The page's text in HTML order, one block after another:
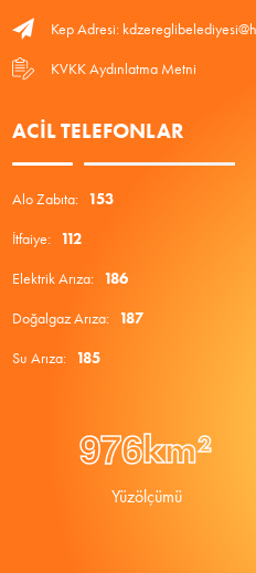
Kep Adresi:
KVKK Aydınlatma Metni
ACIL TELEFONLAR
Alo Zabıta: 153
İtfaiye: 112
Elektrik Arıza: 186
Doğalgaz Arıza: 187
Su Arıza: 185
976km²
Yüzölçümü